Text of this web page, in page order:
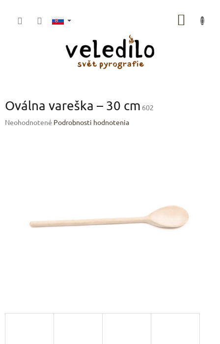
Oválna vareška – 30 cm 602
Priemerné
Neohodnotené Podrobnosti hodnotenia